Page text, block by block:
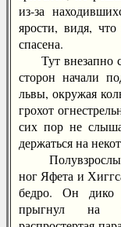
из-за
ярости, видя,
спасена.
Тут внезапно
сторон начали
львы, окружая
грохот
сих пор не
держаться на
Полувзрослый
ног Яфета и
бедро. Он дико
прыгнул на